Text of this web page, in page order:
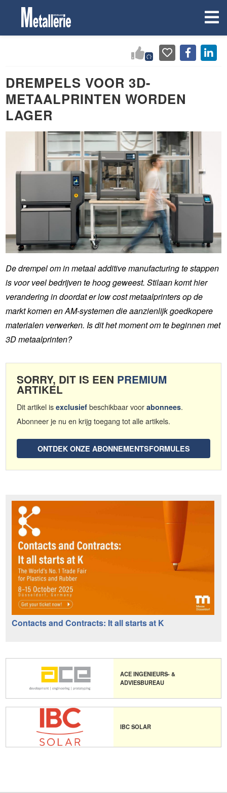
DREMPELS VOOR 3D-
METAALPRINTEN WORDEN
LAGER
De drempel om in metaal additive manufacturing te stappen
is voor veel bedrijven te hoog geweest. Stilaan komt hier
verandering in doordat er low cost metaalprinters op de
markt komen en AM-systemen die aanzienlijk goedkopere
materialen verwerken. Is dit het moment om te beginnen met
3D metaalprinten?
SORRY, DIT IS EEN PREMIUM
ARTIKEL
Dit artikel is exclusiefbeschikbaar voor abonnees.
Abonneer je nu en krijg toegang tot alle artikels.
ONTDEK ONZE ABONNEMENTSFORMULES
Contacts and Contracts: It all starts at K
ACE INGENIEURS- &
ADVIESBUREAU
IBC SOLAR